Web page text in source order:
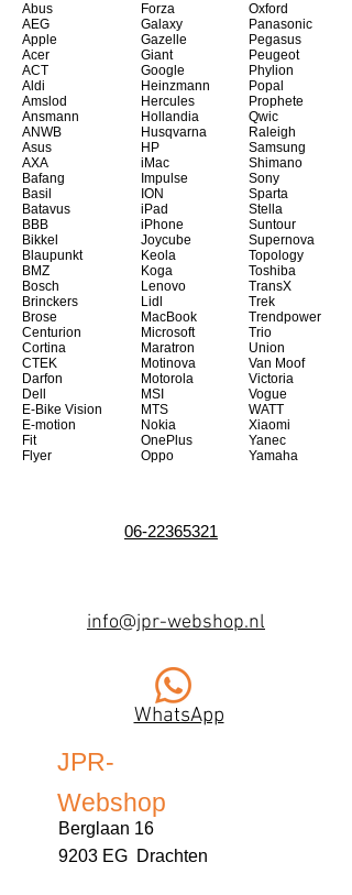
Abus
AEG
Apple
Acer
ACT
Aldi
Amslod
Ansmann
ANWB
Asus
AXA
Bafang
Basil
Batavus
BBB
Bikkel
Blaupunkt
BMZ
Bosch
Brinckers
Brose
Centurion
Cortina
CTEK
Darfon
Dell
E-Bike Vision
E-motion
Fit
Flyer
Forza
Galaxy
Gazelle
Giant
Google
Heinzmann
Hercules
Hollandia
Husqvarna
HP
iMac
Impulse
ION
iPad
iPhone
Joycube
Keola
Koga
Lenovo
Lidl
MacBook
Microsoft
Maratron
Motinova
Motorola
MSI
MTS
Nokia
OnePlus
Oppo
Oxford
Panasonic
Pegasus
Peugeot
Phylion
Popal
Prophete
Qwic
Raleigh
Samsung
Shimano
Sony
Sparta
Stella
Suntour
Supernova
Topology
Toshiba
TransX
Trek
Trendpower
Trio
Union
Van Moof
Victoria
Vogue
WATT
Xiaomi
Yanec
Yamaha
06-22365321
info@jpr-webshop.nl
WhatsApp
JPR-
Webshop
Berglaan 16
9203 EG Drachten